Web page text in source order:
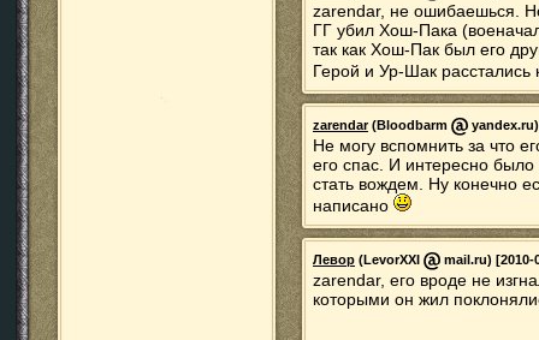
zarendar, не ошибаешься.
ГГ убил Хош-Пака
так как Хош-Пак был его
Герой и Ур-Шак расстались
zarendar(Bloodbarm
Не могу вспомнить за что
его спас. И интересно
стать вождем. Ну конечно
написано
Левор (LevorXXI mail.ru) [2010-
zarendar, его вроде не
которыми он жил